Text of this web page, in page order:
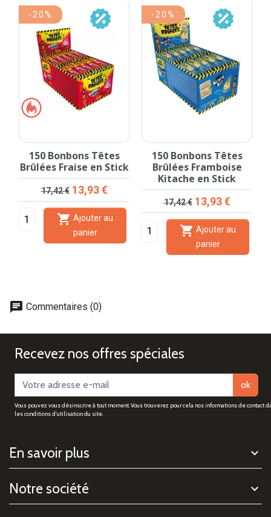
150 Bonbons Têtes
Brûlées Fraise en Stick
Prix de base
17,42 € Prix
13,93 €
 Ajouter au
panier
-20%
150 Bonbons Têtes
Brûlées Framboise
Kitache en Stick
Prix de base
17,42 € Prix
13,93 €
 Ajouter au
panier
-20%
chat Commentaires (0)
Recevez nos offres spéciales
ok
Vous pouvez vous désinscrire à tout moment. Vous trouverez pour cela nos informations de contact
les conditions d'utilisation du site.
En savoir plus
Notre société